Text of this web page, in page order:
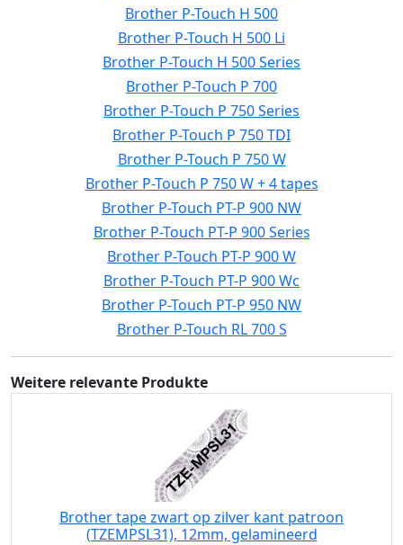
Brother P-Touch H 500
Brother P-Touch H 500 Li
Brother P-Touch H 500 Series
Brother P-Touch P 700
Brother P-Touch P 750 Series
Brother P-Touch P 750 TDI
Brother P-Touch P 750 W
Brother P-Touch P 750 W + 4 tapes
Brother P-Touch PT-P 900 NW
Brother P-Touch PT-P 900 Series
Brother P-Touch PT-P 900 W
Brother P-Touch PT-P 900 Wc
Brother P-Touch PT-P 950 NW
Brother P-Touch RL 700 S
Weitere relevante Produkte
Brother tape zwart op zilver kant patroon
(TZEMPSL31), 12mm, gelamineerd